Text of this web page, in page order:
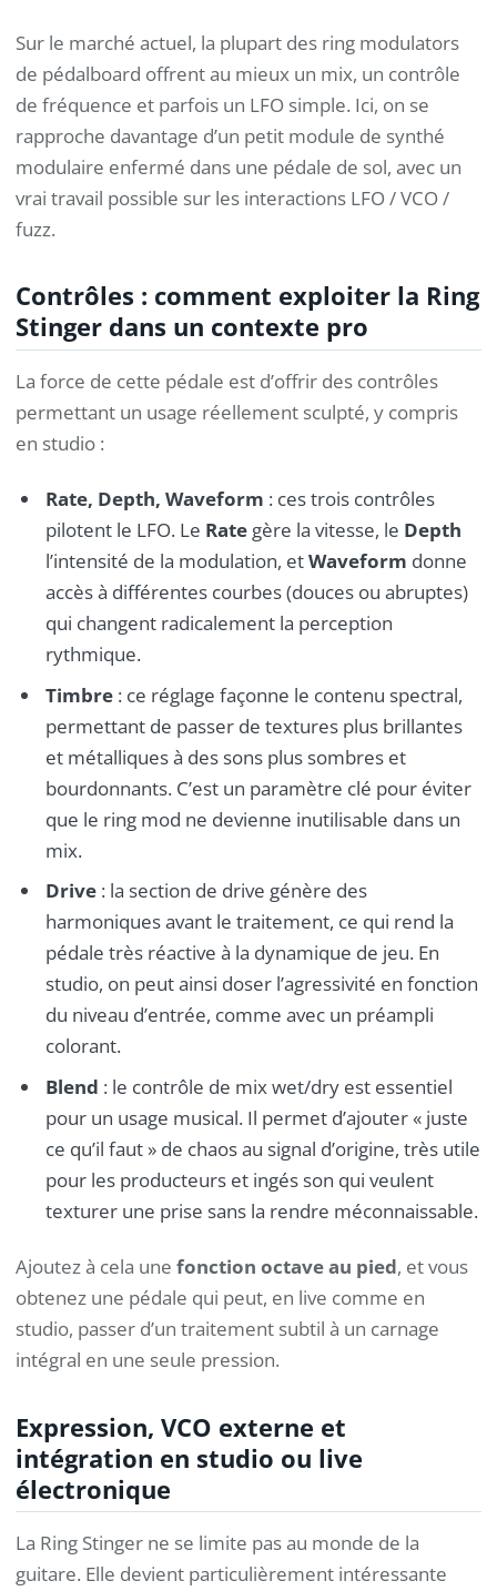
Sur le marché actuel, la plupart des ring modulators
de pédalboard offrent au mieux un mix, un contrôle
de fréquence et parfois un LFO simple. Ici, on se
rapproche davantage d’un petit module de synthé
modulaire enfermé dans une pédale de sol, avec un
vrai travail possible sur les interactions LFO / VCO /
fuzz.
Contrôles : comment exploiter la Ring
Stinger dans un contexte pro
La force de cette pédale est d’offrir des contrôles
permettant un usage réellement sculpté, y compris
en studio :
Rate, Depth, Waveform : ces trois contrôles
pilotent le LFO. Le Rategère la vitesse, le Depth
l’intensité de la modulation, etWaveform donne
accès à différentes courbes (douces ou abruptes)
qui changent radicalement la perception
rythmique.
Timbre: ce réglage façonne le contenu spectral,
permettant de passer de textures plus brillantes
et métalliques à des sons plus sombres et
bourdonnants. C’est un paramètre clé pour éviter
que le ring mod ne devienne inutilisable dans un
mix.
Drive: la section de drive génère des
harmoniques avant le traitement, ce qui rend la
pédale très réactive à la dynamique de jeu. En
studio, on peut ainsi doser l’agressivité en fonction
du niveau d’entrée, comme avec un préampli
colorant.
Blend : le contrôle de mix wet/dry est essentiel
pour un usage musical. Il permet d’ajouter « juste
ce qu’il faut » de chaos au signal d’origine, très utile
pour les producteurs et ingés son qui veulent
texturer une prise sans la rendre méconnaissable.
Ajoutez à cela une fonction octave au pied, et vous
obtenez une pédale qui peut, en live comme en
studio, passer d’un traitement subtil à un carnage
intégral en une seule pression.
Expression, VCO externe et
intégration en studio ou live
électronique
La Ring Stinger ne se limite pas au monde de la
guitare. Elle devient particulièrement intéressante